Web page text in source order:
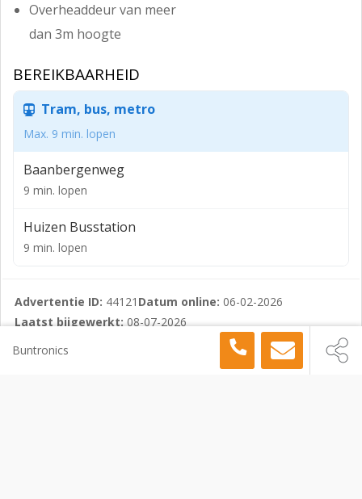
meter hoog een vrije overspanning van 9 meter er zit
verlichting stroomvoorziening internet en een keuken
Overheaddeur van meer
dan 3m hoogte
BEREIKBAARHEID
Tram, bus, metro
Max. 9 min. lopen
Baanbergenweg
9 min. lopen
Huizen Busstation
9 min. lopen
Advertentie ID: 44121 Datum online: 06-02-2026
Laatst bijgewerkt:08-07-2026
Buntronics